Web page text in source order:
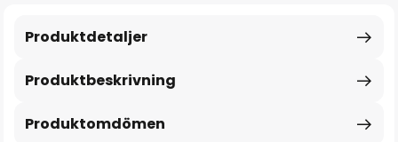
Produktbeskrivning
Produktdetaljer
Produktomdömen